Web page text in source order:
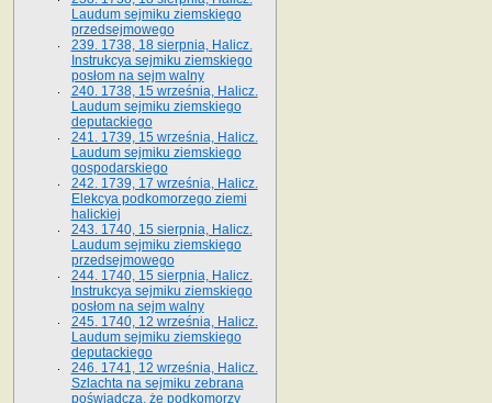
Laudum sejmiku ziemskiego
przedsejmowego
239. 1738, 18 sierpnia, Halicz.
Instrukcya sejmiku ziemskiego
posłom na sejm walny
240. 1738, 15 września, Halicz.
Laudum sejmiku ziemskiego
deputackiego
241. 1739, 15 września, Halicz.
Laudum sejmiku ziemskiego
gospodarskiego
242. 1739, 17 września, Halicz.
Elekcya podkomorzego ziemi
halickiej
243. 1740, 15 sierpnia, Halicz.
Laudum sejmiku ziemskiego
przedsejmowego
244. 1740, 15 sierpnia, Halicz.
Instrukcya sejmiku ziemskiego
posłom na sejm walny
245. 1740, 12 września, Halicz.
Laudum sejmiku ziemskiego
deputackiego
246. 1741, 12 września, Halicz.
Szlachta na sejmiku zebrana
poświadcza, że podkomorzy